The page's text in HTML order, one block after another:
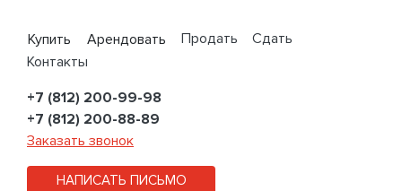
Купить Арендовать Продать
Сдать
Контакты
+7 (812) 200-99-98
+7 (812) 200-88-89
Заказать звонок
НАПИСАТЬ ПИСЬМО